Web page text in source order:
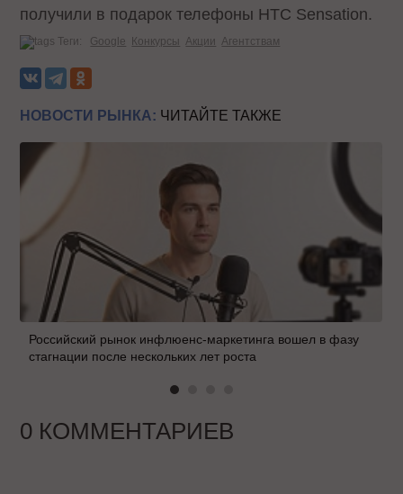
получили в подарок телефоны HTC Sensation.
Теги: Google Конкурсы Акции Агентствам
НОВОСТИ РЫНКА: ЧИТАЙТЕ ТАКЖЕ
Российский рынок инфлюенс-маркетинга вошел в фазу
стагнации после нескольких лет роста
0 КОММЕНТАРИЕВ